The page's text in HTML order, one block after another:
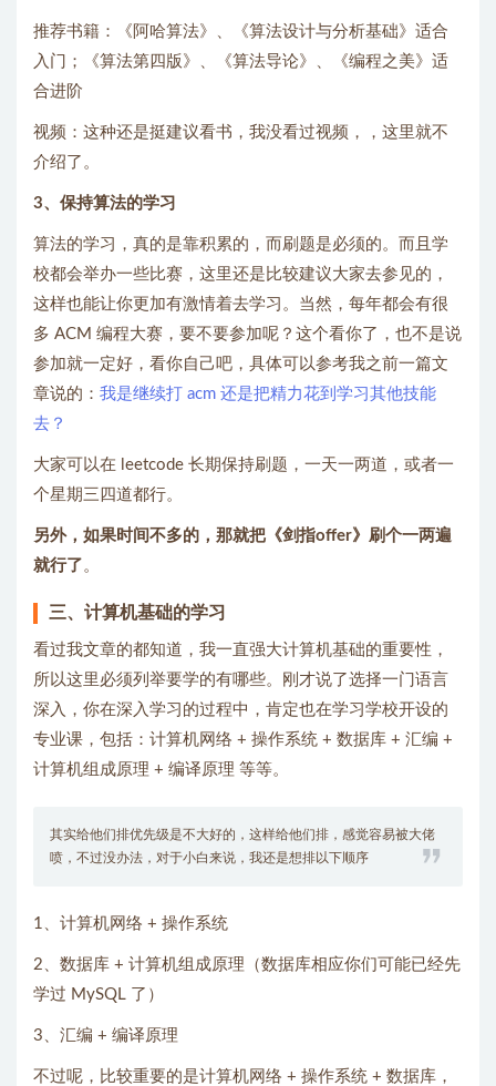
推荐书籍：《阿哈算法》、《算法设计与分析基础》适合
入门；《算法第四版》、《算法导论》、《编程之美》适
合进阶
视频：这种还是挺建议看书，我没看过视频，，这里就不
介绍了。
3、保持算法的学习
算法的学习，真的是靠积累的，而刷题是必须的。而且学
校都会举办一些比赛，这里还是比较建议大家去参见的，
这样也能让你更加有激情着去学习。当然，每年都会有很
多 ACM 编程大赛，要不要参加呢？这个看你了，也不是说
参加就一定好，看你自己吧，具体可以参考我之前一篇文
章说的： 我是继续打 acm 还是把精力花到学习其他技能
去？
大家可以在 leetcode 长期保持刷题，一天一两道，或者一
个星期三四道都行。
另外，如果时间不多的，那就把《剑指offer》刷个一两遍
就行了 。
三、计算机基础的学习
看过我文章的都知道，我一直强大计算机基础的重要性，
所以这里必须列举要学的有哪些。刚才说了选择一门语言
深入，你在深入学习的过程中，肯定也在学习学校开设的
专业课，包括：计算机网络 + 操作系统 + 数据库 + 汇编 +
计算机组成原理 + 编译原理 等等。
其实给他们排优先级是不大好的，这样给他们排，感觉容易被大佬
喷，不过没办法，对于小白来说，我还是想排以下顺序
1、计算机网络 + 操作系统
2、数据库 + 计算机组成原理（数据库相应你们可能已经先
学过 MySQL 了）
3、汇编 + 编译原理
不过呢，比较重要的是计算机网络 + 操作系统 + 数据库，